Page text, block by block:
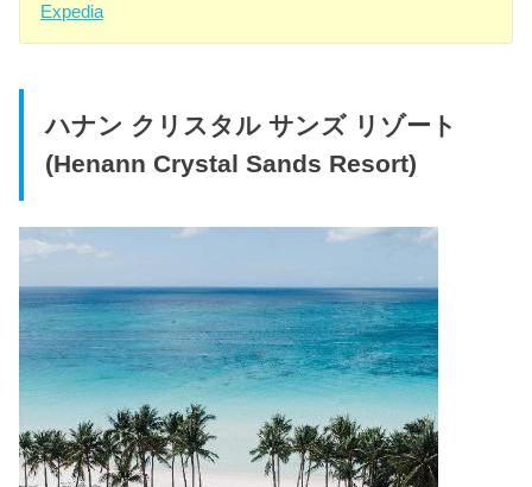
Expedia
ハナン クリスタル サンズ リゾート
(Henann Crystal Sands Resort)